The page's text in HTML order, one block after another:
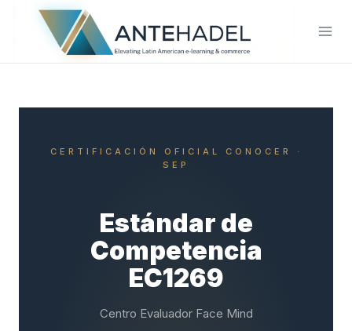
contenido
CERTIFICACIÓN OFICIAL CONOCER ·
SEP
Estándar de
Competencia
EC1269
Centro Evaluador Face Mind